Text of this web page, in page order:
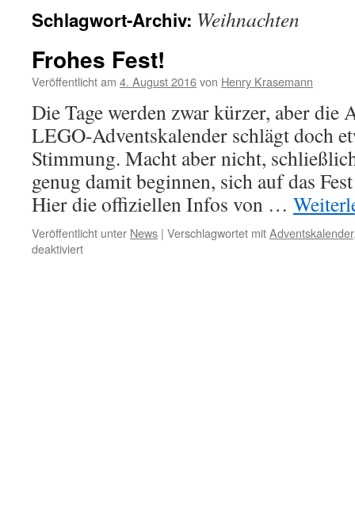
Schlagwort-Archiv: Weihnachten
Frohes Fest!
Veröffentlicht am 4. August 2016von Henry Krasemann
Die Tage werden zwar kürzer, aber die
LEGO-Adventskalender schlägt doch
Stimmung. Macht aber nicht,
genug damit beginnen, sich auf das
Hier die offiziellen Infos von …
Veröffentlicht unter News | Verschlagwortet mitAdventskalender
deaktiviertfür